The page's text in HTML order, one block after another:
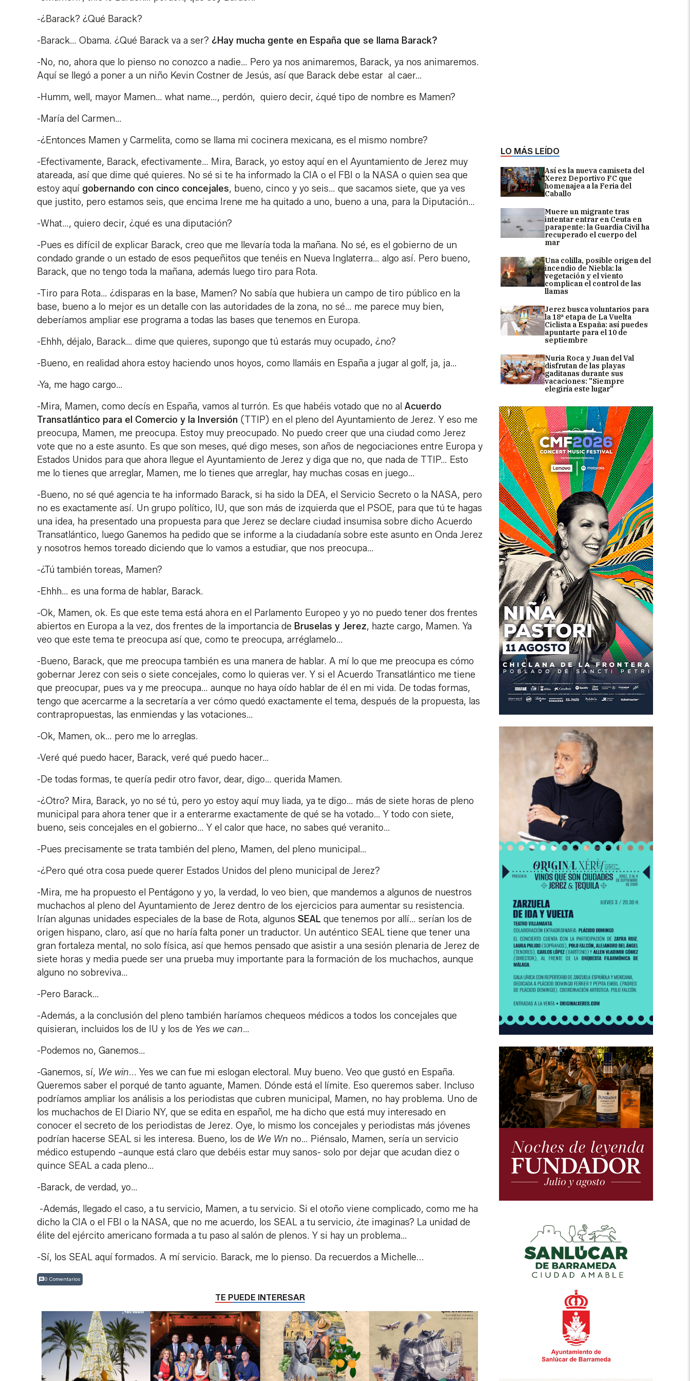
LO MÁS LEÍDO
Así es la nueva camiseta del
Xerez Deportivo FC que
homenajea a la Feria del
Caballo
Muere un migrante tras
intentar entrar en Ceuta en
parapente: la Guardia Civil ha
recuperado el cuerpo del
mar
Una colilla, posible origen del
incendio de Niebla: la
vegetación y el viento
complican el control de las
llamas
Jerez busca voluntarios para
la 18ª etapa de La Vuelta
Ciclista a España: así puedes
apuntarte para el 10 de
septiembre
Nuria Roca y Juan del Val
disfrutan de las playas
gaditanas durante sus
vacaciones: "Siempre
elegiría este lugar"
-¿Barack? ¿Qué Barack?
-Barack… Obama. ¿Qué Barack va a ser? ¿Hay mucha gente en España que se llama Barack?
-No, no, ahora que lo pienso no conozco a nadie… Pero ya nos animaremos, Barack, ya nos animaremos.
Aquí se llegó a poner a un niño Kevin Costner de Jesús, así que Barack debe estar al caer…
-Humm, well, mayor Mamen… what name…, perdón, quiero decir, ¿qué tipo de nombre es Mamen?
-María del Carmen…
-¿Entonces Mamen y Carmelita, como se llama mi cocinera mexicana, es el mismo nombre?
-Efectivamente, Barack, efectivamente… Mira, Barack, yo estoy aquí en el Ayuntamiento de Jerez muy
atareada, así que dime qué quieres. No sé si te ha informado la CIA o el FBI o la NASA o quien sea que
estoy aquí gobernando con cinco concejales, bueno, cinco y yo seis… que sacamos siete, que ya ves
que justito, pero estamos seis, que encima Irene me ha quitado a uno, bueno a una, para la Diputación…
-What…, quiero decir, ¿qué es una diputación?
-Pues es difícil de explicar Barack, creo que me llevaría toda la mañana. No sé, es el gobierno de un
condado grande o un estado de esos pequeñitos que tenéis en Nueva Inglaterra… algo así. Pero bueno,
Barack, que no tengo toda la mañana, además luego tiro para Rota.
-Tiro para Rota… ¿disparas en la base, Mamen? No sabía que hubiera un campo de tiro público en la
base, bueno a lo mejor es un detalle con las autoridades de la zona, no sé… me parece muy bien,
deberíamos ampliar ese programa a todas las bases que tenemos en Europa.
-Ehhh, déjalo, Barack… dime que quieres, supongo que tú estarás muy ocupado, ¿no?
-Bueno, en realidad ahora estoy haciendo unos hoyos, como llamáis en España a jugar al golf, ja, ja…
-Ya, me hago cargo…
-Mira, Mamen, como decís en España, vamos al turrón. Es que habéis votado que no al Acuerdo
Transatlántico para el Comercio y la Inversión (TTIP) en el pleno del Ayuntamiento de Jerez. Y eso me
preocupa, Mamen, me preocupa. Estoy muy preocupado. No puedo creer que una ciudad como Jerez
vote que no a este asunto. Es que son meses, qué digo meses, son años de negociaciones entre Europa y
Estados Unidos para que ahora llegue el Ayuntamiento de Jerez y diga que no, que nada de TTIP… Esto
me lo tienes que arreglar, Mamen, me lo tienes que arreglar, hay muchas cosas en juego…
-Bueno, no sé qué agencia te ha informado Barack, si ha sido la DEA, el Servicio Secreto o la NASA, pero
no es exactamente así. Un grupo político, IU, que son más de izquierda que el PSOE, para que tú te hagas
una idea, ha presentado una propuesta para que Jerez se declare ciudad insumisa sobre dicho Acuerdo
Transatlántico, luego Ganemos ha pedido que se informe a la ciudadanía sobre este asunto en Onda Jerez
y nosotros hemos toreado diciendo que lo vamos a estudiar, que nos preocupa…
-¿Tú también toreas, Mamen?
-Ehhh… es una forma de hablar, Barack.
-Ok, Mamen, ok. Es que este tema está ahora en el Parlamento Europeo y yo no puedo tener dos frentes
abiertos en Europa a la vez, dos frentes de la importancia de Bruselas y Jerez, hazte cargo, Mamen. Ya
veo que este tema te preocupa así que, como te preocupa, arréglamelo…
-Bueno, Barack, que me preocupa también es una manera de hablar. A mí lo que me preocupa es cómo
gobernar Jerez con seis o siete concejales, como lo quieras ver. Y si el Acuerdo Transatlántico me tiene
que preocupar, pues va y me preocupa… aunque no haya oído hablar de él en mi vida. De todas formas,
tengo que acercarme a la secretaría a ver cómo quedó exactamente el tema, después de la propuesta, las
contrapropuestas, las enmiendas y las votaciones…
-Ok, Mamen, ok… pero me lo arreglas.
-Veré qué puedo hacer, Barack, veré qué puedo hacer…
-De todas formas, te quería pedir otro favor, dear, digo… querida Mamen.
-¿Otro? Mira, Barack, yo no sé tú, pero yo estoy aquí muy liada, ya te digo… más de siete horas de pleno
municipal para ahora tener que ir a enterarme exactamente de qué se ha votado… Y todo con siete,
bueno, seis concejales en el gobierno… Y el calor que hace, no sabes qué veranito…
-Pues precisamente se trata también del pleno, Mamen, del pleno municipal…
-¿Pero qué otra cosa puede querer Estados Unidos del pleno municipal de Jerez?
-Mira, me ha propuesto el Pentágono y yo, la verdad, lo veo bien, que mandemos a algunos de nuestros
muchachos al pleno del Ayuntamiento de Jerez dentro de los ejercicios para aumentar su resistencia.
Irían algunas unidades especiales de la base de Rota, algunos SEAL que tenemos por allí… serían los de
origen hispano, claro, así que no haría falta poner un traductor. Un auténtico SEAL tiene que tener una
gran fortaleza mental, no solo física, así que hemos pensado que asistir a una sesión plenaria de Jerez de
siete horas y media puede ser una prueba muy importante para la formación de los muchachos, aunque
alguno no sobreviva…
-Pero Barack…
-Además, a la conclusión del pleno también haríamos chequeos médicos a todos los concejales que
quisieran, incluidos los de IU y los de Yes we can…
-Podemos no, Ganemos…
-Ganemos, sí, We win... Yes we can fue mi eslogan electoral. Muy bueno. Veo que gustó en España.
Queremos saber el porqué de tanto aguante, Mamen. Dónde está el límite. Eso queremos saber. Incluso
podríamos ampliar los análisis a los periodistas que cubren municipal, Mamen, no hay problema. Uno de
los muchachos de El Diario NY, que se edita en español, me ha dicho que está muy interesado en
conocer el secreto de los periodistas de Jerez. Oye, lo mismo los concejales y periodistas más jóvenes
podrían hacerse SEAL si les interesa. Bueno, los de We Wn no… Piénsalo, Mamen, sería un servicio
médico estupendo –aunque está claro que debéis estar muy sanos- solo por dejar que acudan diez o
quince SEAL a cada pleno…
-Barack, de verdad, yo…
-Además, llegado el caso, a tu servicio, Mamen, a tu servicio. Si el otoño viene complicado, como me ha
dicho la CIA o el FBI o la NASA, que no me acuerdo, los SEAL a tu servicio, ¿te imaginas? La unidad de
élite del ejército americano formada a tu paso al salón de plenos. Y si hay un problema…
-Sí, los SEAL aquí formados. A mí servicio. Barack, me lo pienso. Da recuerdos a Michelle...
0 Comentarios
TE PUEDE INTERESAR